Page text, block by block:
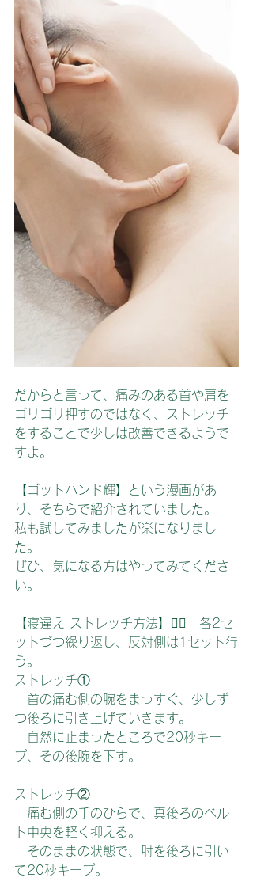
だからと言って、痛みのある首や肩を
ゴリゴリ押すのではなく、ストレッチ
をすることで少しは改善できるようで
すよ。
【ゴットハンド輝】という漫画があ
り、そちらで紹介されていました。
私も試してみましたが楽になりまし
た。
ぜひ、気になる方はやってみてくださ
い。
【寝違え ストレッチ方法】🙋‍♀️　各2セ
ットづつ繰り返し、反対側は1セット行
う。
ストレッチ①
首の痛む側の腕をまっすぐ、少しず
つ後ろに引き上げていきます。
自然に止まったところで20秒キー
プ、その後腕を下す。
ストレッチ②
痛む側の手のひらで、真後ろのベル
ト中央を軽く抑える。
そのままの状態で、肘を後ろに引い
て20秒キープ。